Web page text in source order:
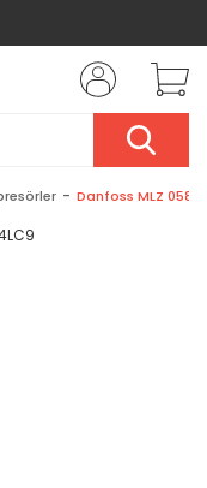
Danfoss MLZ 058